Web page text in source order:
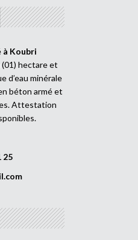
à Koubri
(01) hectare et
d’eau minérale
béton armé et
Attestation
25